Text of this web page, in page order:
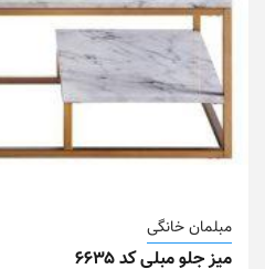
مبلمان خانگی
میز جلو مبلی کد ۶۶۳۵